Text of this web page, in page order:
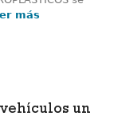
más
un